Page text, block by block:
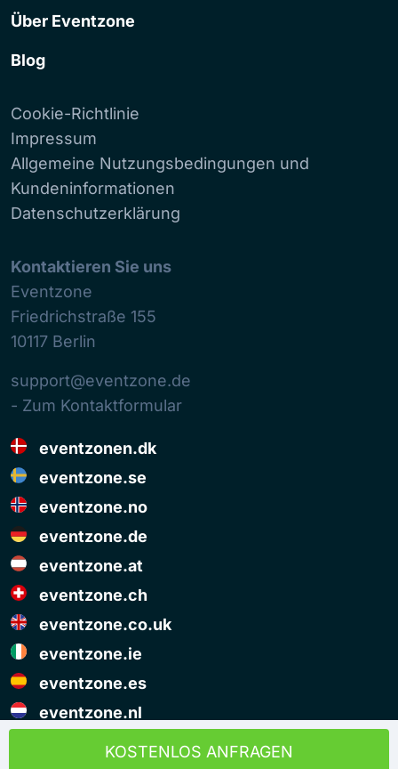
KOSTENLOS ANFRAGEN
Über Eventzone
Blog
Cookie-Richtlinie
Impressum
Allgemeine Nutzungsbedingungen und
Kundeninformationen
Datenschutzerklärung
Kontaktieren Sie uns
Eventzone
Friedrichstraße 155
10117 Berlin
support@eventzone.de
- Zum Kontaktformular
eventzonen.dk
eventzone.se
eventzone.no
eventzone.de
eventzone.at
eventzone.ch
eventzone.co.uk
eventzone.ie
eventzone.es
eventzone.nl
© Copyright Eventzone 2026